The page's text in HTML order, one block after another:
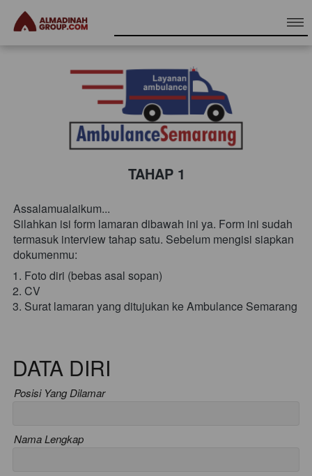
TAHAP 1
Assalamualaikum...
Silahkan isi form lamaran dibawah ini ya. Form ini sudah
termasuk interview tahap satu. Sebelum mengisi siapkan
dokumenmu:
Foto diri (bebas asal sopan)
CV
Surat lamaran yang ditujukan ke Ambulance Semarang
DATA DIRI
Posisi Yang Dilamar
Nama Lengkap